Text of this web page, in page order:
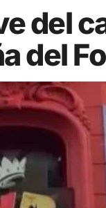
del
del